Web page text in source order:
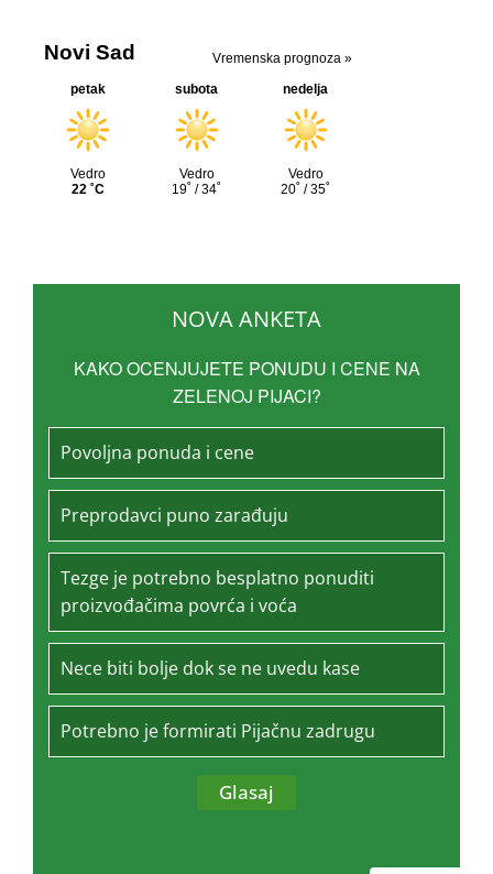
NOVA ANKETA
KAKO OCENJUJETE PONUDU I CENE NA
ZELENOJ PIJACI?
Povoljna ponuda i cene
Preprodavci puno zarađuju
Tezge je potrebno besplatno ponuditi
proizvođačima povrća i voća
Nece biti bolje dok se ne uvedu kase
Potrebno je formirati Pijačnu zadrugu